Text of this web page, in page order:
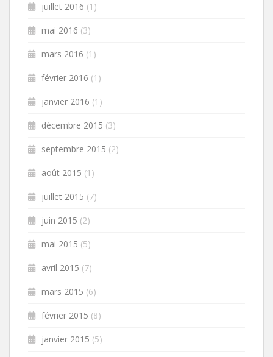
juillet 2016 (1)
mai 2016 (3)
mars 2016 (1)
février 2016 (1)
janvier 2016 (1)
décembre 2015 (3)
septembre 2015 (2)
août 2015 (1)
juillet 2015 (7)
juin 2015 (2)
mai 2015 (5)
avril 2015 (7)
mars 2015 (6)
février 2015 (8)
janvier 2015 (5)